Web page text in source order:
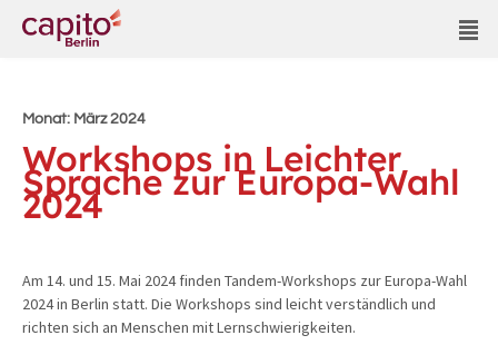
Monat: März 2024
Workshops in Leichter
Sprache zur Europa-Wahl
2024
Am 14. und 15. Mai 2024 finden Tandem-Workshops zur Europa-Wahl
2024 in Berlin statt. Die Workshops sind leicht verständlich und
richten sich an Menschen mit Lernschwierigkeiten.